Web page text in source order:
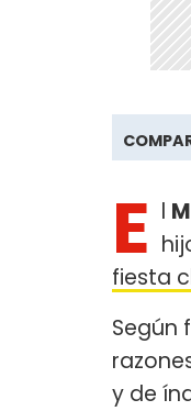
E l
fiesta
Según
y de